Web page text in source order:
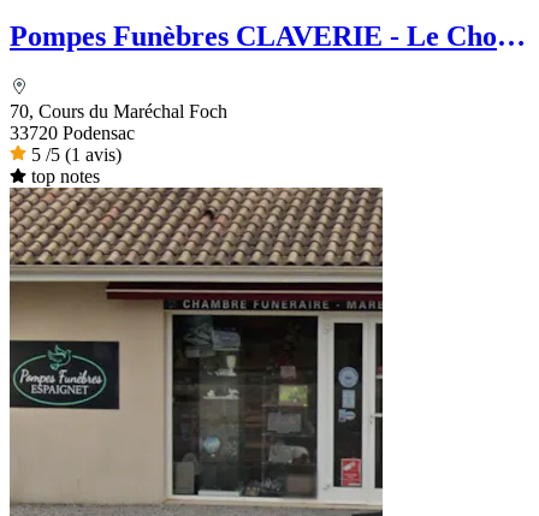
Pompes Funèbres CLAVERIE - Le Choix
70, Cours du Maréchal Foch
33720 Podensac
5 /5 (1 avis)
top notes